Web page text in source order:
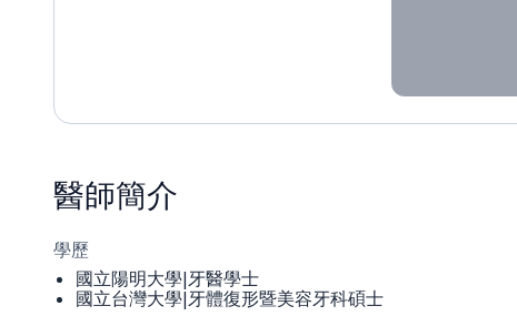
醫師簡介
學歷
國立陽明大學|牙醫學士
國立台灣大學|牙體復形暨美容牙科碩士